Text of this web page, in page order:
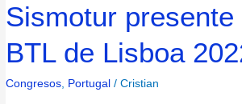
Sismotur presente
BTL de Lisboa
Congresos, Portugal /Cristian